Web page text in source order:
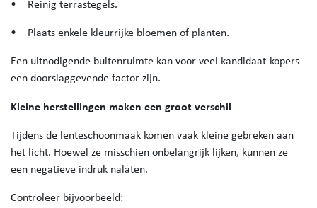
• Reinig terrastegels.
• Plaats enkele kleurrijke bloemen of planten.
Een uitnodigende buitenruimte kan voor veel kandidaat-kopers
een doorslaggevende factor zijn.
Kleine herstellingen maken een groot verschil
Tijdens de lenteschoonmaak komen vaak kleine gebreken aan
het licht. Hoewel ze misschien onbelangrijk lijken, kunnen ze
een negatieve indruk nalaten.
Controleer bijvoorbeeld: